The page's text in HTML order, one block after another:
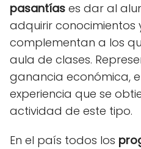
pasantías es dar al
adquirir conocimientos
complementan a los
aula de clases.
ganancia económica,
experiencia que se
actividad de este tipo.
En el país todos los